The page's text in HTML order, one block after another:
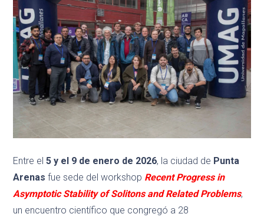
Entre el5 y el 9 de enero de 2026, la ciudad de Punta
Arenas fue sede del workshop Recent Progress in
Asymptotic Stability of Solitons and Related Problems,
un encuentro científico que congregó a 28